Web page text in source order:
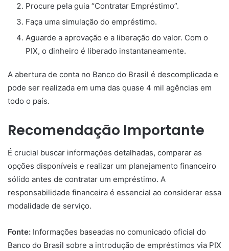
Procure pela guia “Contratar Empréstimo”.
Faça uma simulação do empréstimo.
Aguarde a aprovação e a liberação do valor. Com o
PIX, o dinheiro é liberado instantaneamente.
A abertura de conta no Banco do Brasil é descomplicada e
pode ser realizada em uma das quase 4 mil agências em
todo o país.
Recomendação Importante
É crucial buscar informações detalhadas, comparar as
opções disponíveis e realizar um planejamento financeiro
sólido antes de contratar um empréstimo. A
responsabilidade financeira é essencial ao considerar essa
modalidade de serviço.
Fonte: Informações baseadas no comunicado oficial do
Banco do Brasil sobre a introdução de empréstimos via PIX